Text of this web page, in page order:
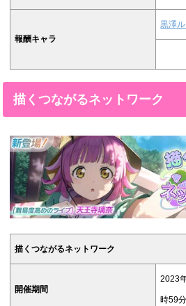
報酬キャラ
黒澤
描くつながるネットワーク
描くつながるネットワーク
開催期間
2023
時59分